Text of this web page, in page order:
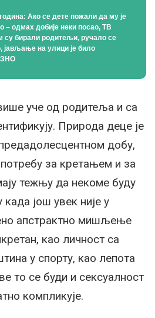
Ако се дете пожали да му је
– одмах добије неки посао, ТВ
су бирали родитељи, ручало се
јављање на улици је било
уче од родитеља и са
Природа деце је
добу,
за кретањем и за
тежњу да некоме буду
још увек није у
апстрактно мишљење
као личност са
у спорту, као лепота
то се буди и сексуалност
компликује.